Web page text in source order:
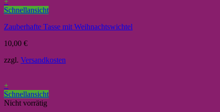
Schnellansicht
Zauberhafte Tasse mit Weihnachtswichtel
10,00 €
zzgl. Versandkosten
+
Schnellansicht
Nicht vorrätig